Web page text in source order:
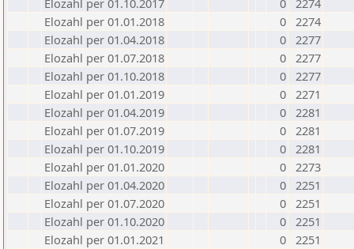
Elozahl per 01.10.2017
0 2274
Elozahl per 01.01.2018
0 2274
Elozahl per 01.04.2018
0 2277
Elozahl per 01.07.2018
0 2277
Elozahl per 01.10.2018
0 2277
Elozahl per 01.01.2019
0 2271
Elozahl per 01.04.2019
0 2281
Elozahl per 01.07.2019
0 2281
Elozahl per 01.10.2019
0 2281
Elozahl per 01.01.2020
0 2273
Elozahl per 01.04.2020
0 2251
Elozahl per 01.07.2020
0 2251
Elozahl per 01.10.2020
0 2251
Elozahl per 01.01.2021
0 2251